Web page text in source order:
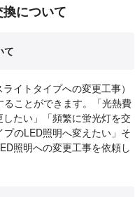
について
て
イトタイプへの変更工事）
ことができます。「光熱費
たい」「頻繁に蛍光灯を交
のLED照明へ変えたい」そ
照明への変更工事を依頼し